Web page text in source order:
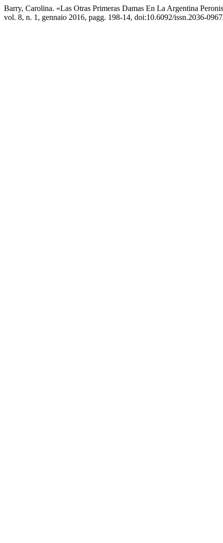
Barry, Carolina. «Las Otras Primeras Damas En La Argentina
vol. 8, n. 1, gennaio 2016, pagg. 198-14, doi:10.6092/issn.2036-